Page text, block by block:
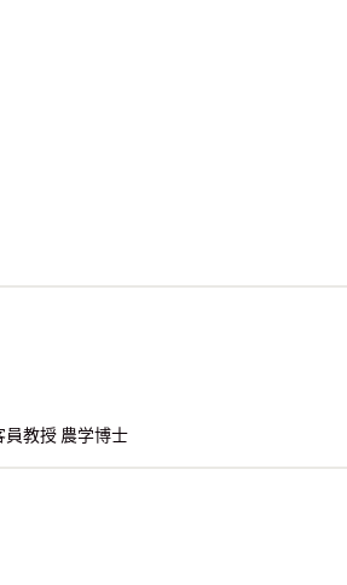
/教授 農学博士
教授 農学博士